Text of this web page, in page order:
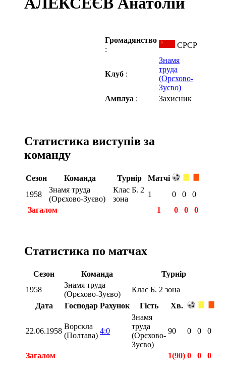
Громадянство
:
СРСР
Клуб :
Знамя
труда
(Орєхово-
Зуєво)
Амплуа : Захисник
Статистика виступів за
команду
Сезон Команда Турнір
Матчі
1958
Знамя труда
(Орєхово-Зуєво)
Клас Б. 2
зона
1 0 0
0
Загалом
1 0 0 0
Статистика по матчах
Сезон Команда
Турнір
1958
Знамя труда
(Орєхово-Зуєво)
Клас Б. 2 зона
Дата
Господар Рахунок Гість Хв.
22.06.1958
Ворскла
(Полтава)
4:0
Знамя
труда
(Орєхово-
Зуєво)
90 0 0 0
Загалом 1(90) 0 0
0